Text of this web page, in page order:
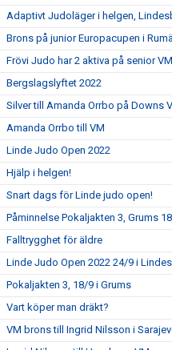
Adaptivt Judoläger i helgen,
Brons på junior Europacupen i
Frövi Judo har 2 aktiva på senior
Bergslagslyftet 2022
Silver till Amanda Orrbo på Downs
Amanda Orrbo till VM
Linde Judo Open 2022
Hjälp i helgen!
Snart dags för Linde judo open!
Påminnelse Pokaljakten 3, Grums
Falltrygghet för äldre
Linde Judo Open 2022 24/9 i
Pokaljakten 3, 18/9 i Grums
Vart köper man dräkt?
VM brons till Ingrid Nilsson i